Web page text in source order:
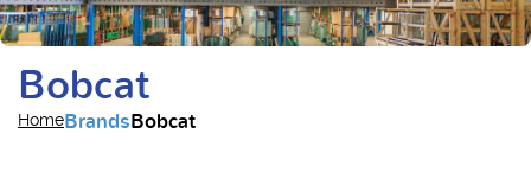
Bobcat
HomeBrandsBobcat